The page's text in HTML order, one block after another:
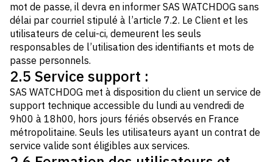
mot de passe, il devra en informer SAS WATCHDOG sans
délai par courriel stipulé à l’article 7.2. Le Client et les
utilisateurs de celui-ci, demeurent les seuls
responsables de l’utilisation des identifiants et mots de
passe personnels.
2.5 Service support :
SAS WATCHDOG met à disposition du client un service de
support technique accessible du lundi au vendredi de
9h00 à 18h00, hors jours fériés observés en France
métropolitaine. Seuls les utilisateurs ayant un contrat de
service valide sont éligibles aux services.